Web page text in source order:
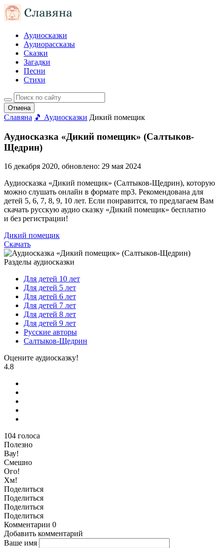
Аудиосказки
Аудиорассказы
Сказки
Загадки
Песни
Стихи
Отмена
Славяна 🎵 Аудиосказки Дикий помещик
Аудиосказка «Дикий помещик» (Салтыков-
Щедрин)
16 декабря 2020, обновлено: 29 мая 2024
Аудиосказка «Дикий помещик» (Салтыков-Щедрин), которую
можно слушать онлайн в формате mp3. Рекомендована для
детей 5, 6, 7, 8, 9, 10 лет. Если понравится, то предлагаем Вам
скачать русскую аудио сказку «Дикий помещик» бесплатно
и без регистрации!
Дикий помещик
Скачать
Разделы аудиосказки
Для детей 10 лет
Для детей 5 лет
Для детей 6 лет
Для детей 7 лет
Для детей 8 лет
Для детей 9 лет
Русские авторы
Салтыков-Щедрин
Оцените аудиосказку!
4.8
104 голоса
Полезно
Вау!
Смешно
Ого!
Хм!
Поделиться
Поделиться
Поделиться
Поделиться
Комментарии 0
Добавить комментарий
Ваше имя